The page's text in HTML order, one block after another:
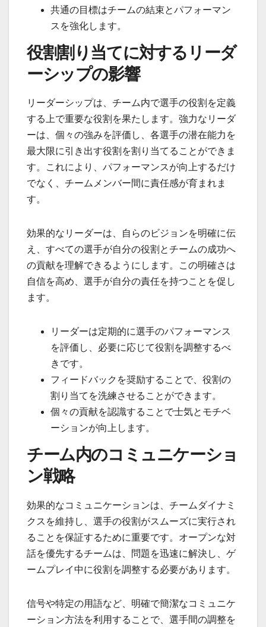
共通の目標はチームの結束とパフォーマン
スを強化します。
役割割り当てに対するリーダ
ーシップの影響
リーダーシップは、チーム内で選手の役割を定義
する上で重要な役割を果たします。強力なリーダ
ーは、個々の強みを評価し、各選手の潜在能力を
最大限に引き出す役割を割り当てることができま
す。これにより、パフォーマンスが向上するだけ
でなく、チームメンバー間に責任感が育まれま
す。
効果的なリーダーは、自らのビジョンを明確に伝
え、すべての選手が自分の役割とチームの成功へ
の貢献を理解できるようにします。この明確さは
自信を高め、選手が自分の責任を持つことを促し
ます。
リーダーは定期的に選手のパフォーマンス
を評価し、必要に応じて役割を調整するべ
きです。
フィードバックを奨励することで、役割の
割り当てを洗練させることができます。
個々の貢献を認識することで士気とモチベ
ーションが向上します。
チーム内のコミュニケーショ
ン戦略
効果的なコミュニケーションは、チームダイナミ
クスを維持し、選手の役割がスムーズに実行され
ることを保証するために重要です。オープンな対
話を優先するチームは、問題を迅速に解決し、ゲ
ームプレイ中に役割を調整する必要があります。
信号や特定の用語など、明確で簡潔なコミュニケ
ーション方法を利用することで、選手間の調整を